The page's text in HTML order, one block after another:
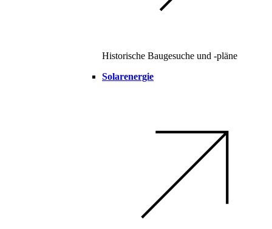
Historische Baugesuche und -pläne
Solarenergie